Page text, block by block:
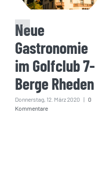
Neue
Gastronomie
im Golfclub 7-
Berge Rheden
Donnerstag, 12. März 2020 | 0
Kommentare